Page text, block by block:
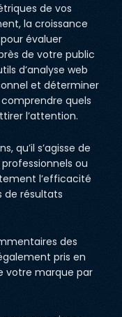
de vos
la croissance
évaluer
de votre public
d’analyse web
et déterminer
quels
l’attention.
qu’il s’agisse de
ou
l’efficacité
de résultats
des
pris en
votre marque par